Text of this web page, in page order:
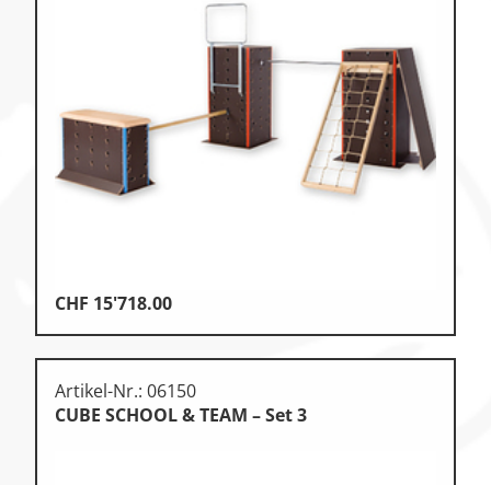
CHF 15'718.00
Artikel-Nr.: 06150
CUBE SCHOOL & TEAM – Set 3